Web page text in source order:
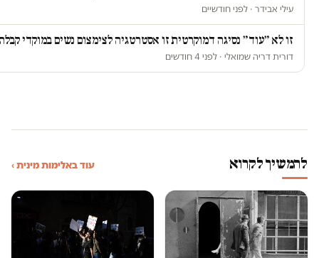
עילי אבידר · לפני חודשיים
זו לא ״עוד״ נסיגה דמוקרטית זו אסטרטגיה לצימצום נשים במוקדי
דורית דריה שמואלי · לפני 4 חודשים
להמשיך לקרוא עוד באלימות מינית ›